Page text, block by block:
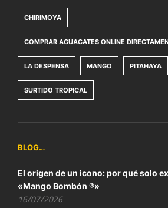
CHIRIMOYA
COMPRAR AGUACATES ONLINE
LA DESPENSA MANGO PITAHAYA
SURTIDO TROPICAL
BLOG…
El origen de un icono: por qué solo
«Mango Bombón ®»
16/07/2026